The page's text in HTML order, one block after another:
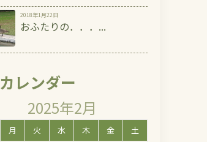
2018年1月22日
おふたりの．．．...
カレンダー
2025年2月
月 火 水 木 金 土